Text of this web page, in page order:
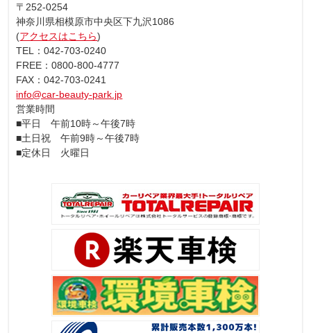
〒252-0254
神奈川県相模原市中央区下九沢1086
(アクセスはこちら)
TEL：042-703-0240
FREE：0800-800-4777
FAX：042-703-0241
info@car-beauty-park.jp
営業時間
■平日 午前10時～午後7時
■土日祝 午前9時～午後7時
■定休日 火曜日